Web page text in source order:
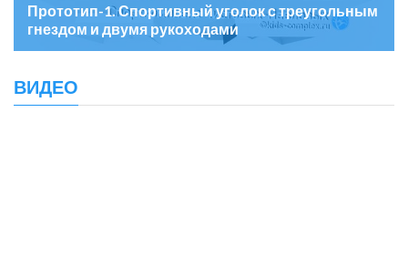
Прототип-1. Спортивный уголок с треугольным
гнездом и двумя рукоходами
ВИДЕО